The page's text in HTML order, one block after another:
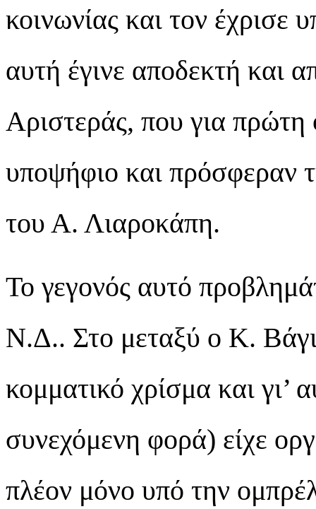
κοινωνίας και τον
αυτή έγινε αποδεκτή και
Αριστεράς, που για
υποψήφιο και πρόσφεραν
του Α. Λιαροκάπη.
Το γεγονός αυτό
Ν.Δ.. Στο μεταξύ ο Κ.
κομματικό χρίσμα και γι’
συνεχόμενη φορά) είχε
πλέον μόνο υπό την